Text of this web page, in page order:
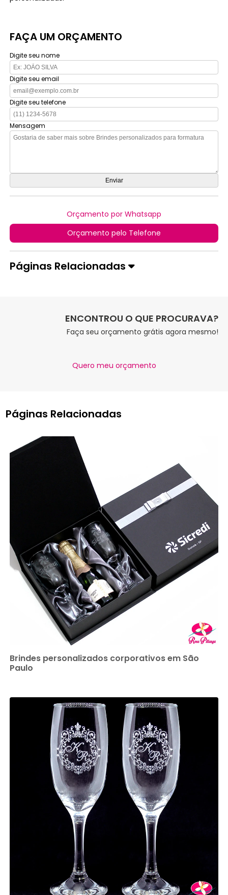
FAÇA UM ORÇAMENTO
Digite seu nome
Digite seu email
Digite seu telefone
Mensagem
Orçamento por Whatsapp
Orçamento pelo Telefone
Páginas Relacionadas
ENCONTROU O QUE PROCURAVA?
Faça seu orçamento grátis agora mesmo!
Quero meu orçamento
Páginas Relacionadas
Brindes personalizados corporativos em São
Paulo